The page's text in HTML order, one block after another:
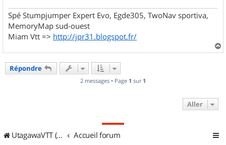
Spé Stumpjumper Expert Evo, Egde305, TwoNav sportiva,
MemoryMap sud-ouest
Miam Vtt => http://jpr31.blogspot.fr/
a
Répondre
2 messages • Page 1 sur 1
Aller
UtagawaVTT (Randos VTT et VTTAE avec traces GPS) Accueil forum